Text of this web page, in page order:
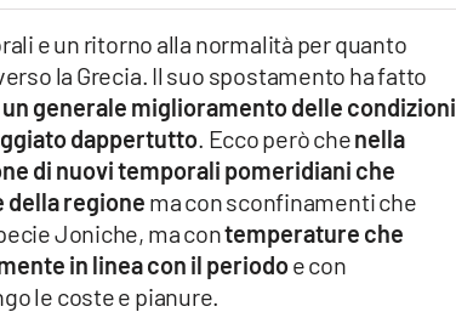
e un ritorno alla normalità per quanto
la Grecia. Il suo spostamento ha fatto
un generale miglioramento delle condizioni
dappertutto. Ecco però chenella
di nuovi temporali pomeridiani che
regione ma con sconfinamenti che
Joniche, ma contemperature che
in linea con il periodoe con
le coste e pianure.